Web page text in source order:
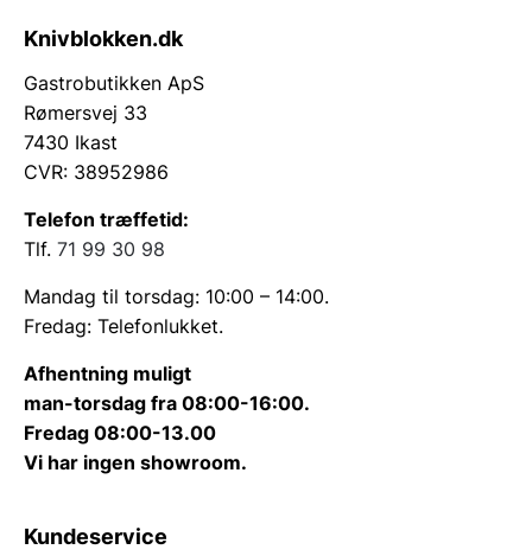
Knivblokken.dk
Gastrobutikken ApS
Rømersvej 33
7430 Ikast
CVR: 38952986
Telefon træffetid:
Tlf. 71 99 30 98
Mandag til torsdag: 10:00 – 14:00.
Fredag: Telefonlukket.
Afhentning muligt
man-torsdag fra 08:00-16:00.
Fredag 08:00-13.00
Vi har ingen showroom.
Kundeservice